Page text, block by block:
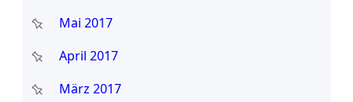
Mai 2017
April 2017
März 2017